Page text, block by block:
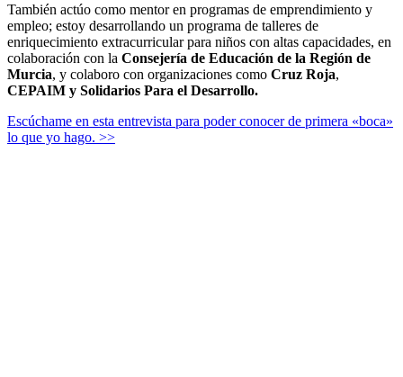
También actúo como mentor en programas de emprendimiento y
empleo; estoy desarrollando un programa de talleres de
enriquecimiento extracurricular para niños con altas capacidades, en
colaboración con la Consejería de Educación de la Región de
Murcia, y colaboro con organizaciones como Cruz Roja,
CEPAIM y Solidarios Para el Desarrollo.
Escúchame en esta entrevista para poder conocer de primera «boca»
lo que yo hago. >>